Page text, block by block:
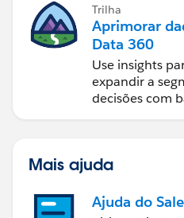
Trilha
Aprimorar
Data 360
Use insights
expandir a
decisões com
Mais ajuda
Ajuda do